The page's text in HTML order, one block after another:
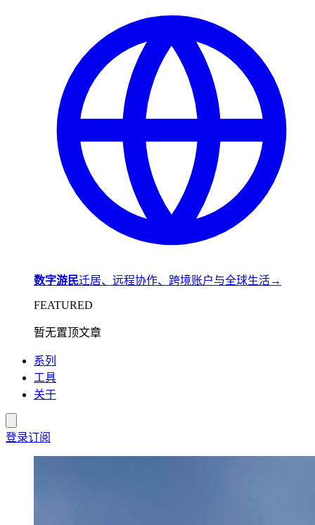
数字游民迁居、远程协作、跨境账户与全球生活→
FEATURED
暂无置顶文章
系列
工具
关于
登录订阅